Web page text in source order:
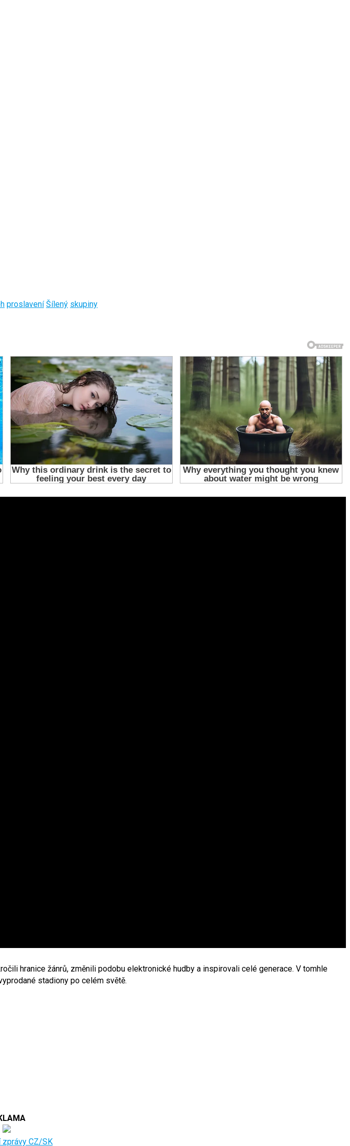
proslavení Šílený skupiny
hranice žánrů, změnili podobu elektronické hudby a inspirovali celé generace. V tomhle
stadiony po celém světě.
zprávy CZ/SK